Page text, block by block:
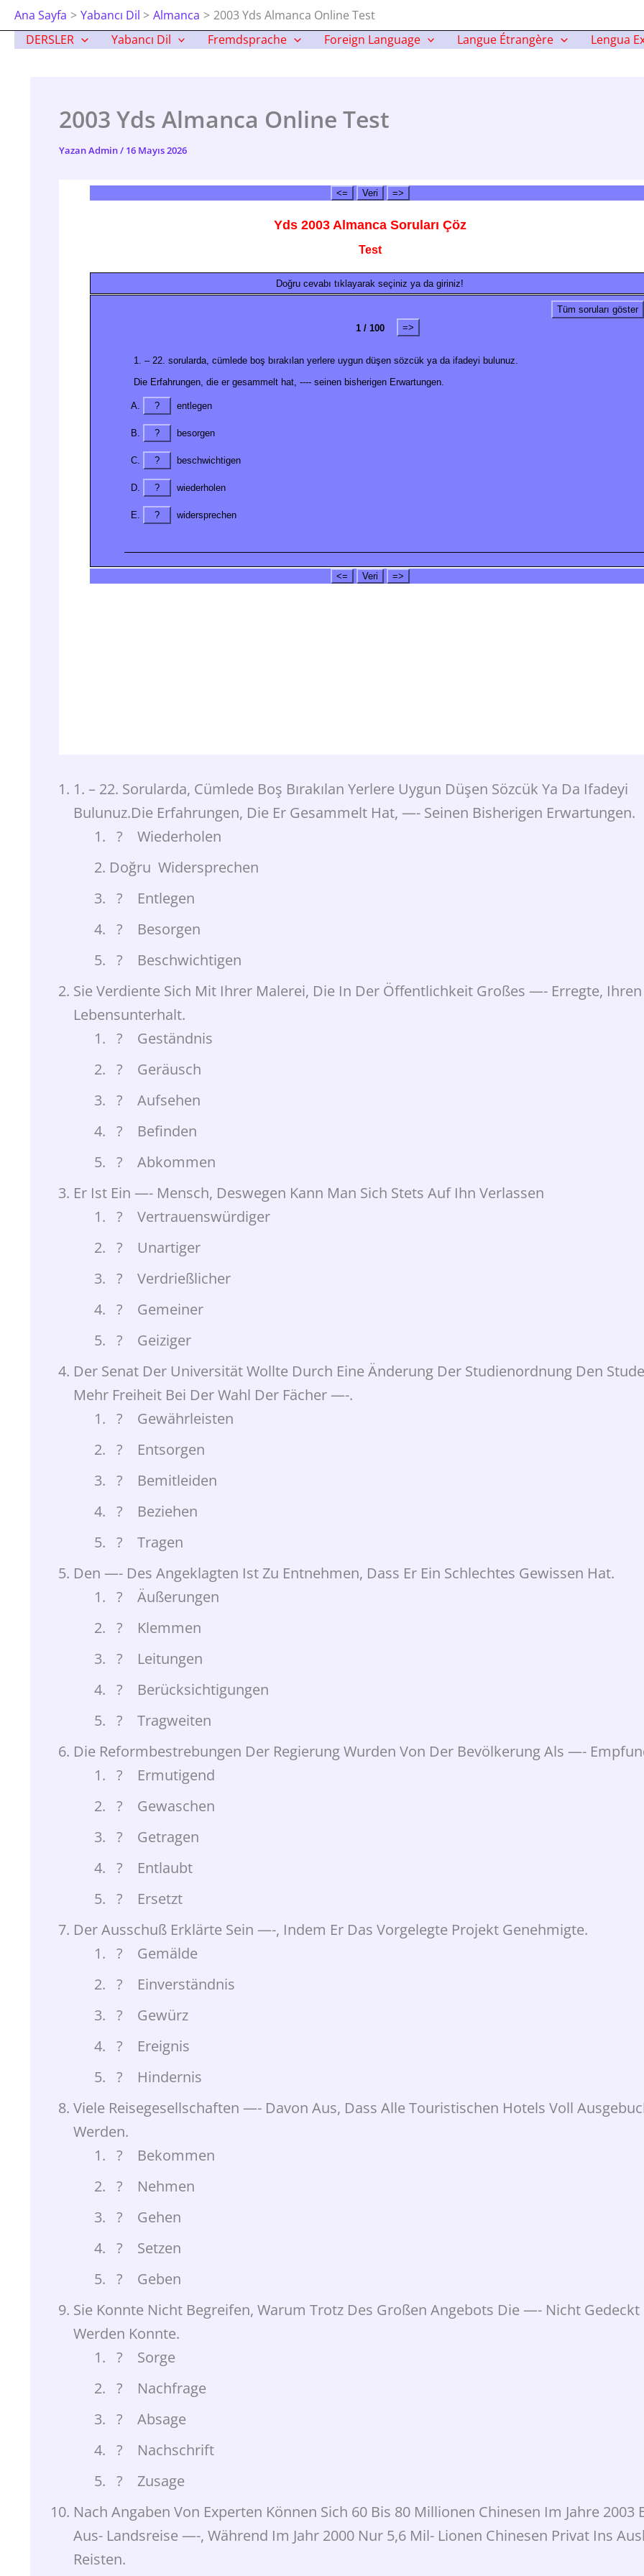
İçeriğe
Atla
DERSLER Yabancı Dil Fremdsprache Foreign Language Langue Étrangère Lengua
Ana Sayfa Yabancı Dil Almanca 2003 Yds Almanca Online Test
2003 Yds Almanca Online Test
YazanAdmin/ 16 Mayıs 2026
1. – 22. Sorularda, Cümlede Boş Bırakılan Yerlere Uygun Düşen Sözcük Ya Da Ifadeyi
Bulunuz.Die Erfahrungen, Die Er Gesammelt Hat, —- Seinen Bisherigen Erwartungen.
? Wiederholen
Doğru Widersprechen
? Entlegen
? Besorgen
? Beschwichtigen
Sie Verdiente Sich Mit Ihrer Malerei, Die In Der Öffentlichkeit Großes —- Erregte, Ihren
Lebensunterhalt.
? Geständnis
? Geräusch
? Aufsehen
? Befinden
? Abkommen
Er Ist Ein —- Mensch, Deswegen Kann Man Sich Stets Auf Ihn Verlassen
? Vertrauenswürdiger
? Unartiger
? Verdrießlicher
? Gemeiner
? Geiziger
Der Senat Der Universität Wollte Durch Eine Änderung Der Studienordnung Den
Mehr Freiheit Bei Der Wahl Der Fächer —-.
? Gewährleisten
? Entsorgen
? Bemitleiden
? Beziehen
? Tragen
Den —- Des Angeklagten Ist Zu Entnehmen, Dass Er Ein Schlechtes Gewissen Hat.
? Äußerungen
? Klemmen
? Leitungen
? Berücksichtigungen
? Tragweiten
Die Reformbestrebungen Der Regierung Wurden Von Der Bevölkerung Als —-
? Ermutigend
? Gewaschen
? Getragen
? Entlaubt
? Ersetzt
Der Ausschuß Erklärte Sein —-, Indem Er Das Vorgelegte Projekt Genehmigte.
? Gemälde
? Einverständnis
? Gewürz
? Ereignis
? Hindernis
Viele Reisegesellschaften —- Davon Aus, Dass Alle Touristischen Hotels Voll
Werden.
? Bekommen
? Nehmen
? Gehen
? Setzen
? Geben
Sie Konnte Nicht Begreifen, Warum Trotz Des Großen Angebots Die —- Nicht Gedeckt
Werden Konnte.
? Sorge
? Nachfrage
? Absage
? Nachschrift
? Zusage
Nach Angaben Von Experten Können Sich 60 Bis 80 Millionen Chinesen Im Jahre 2003
Aus- Landsreise —-, Während Im Jahr 2000 Nur 5,6 Mil- Lionen Chinesen Privat Ins
Reisten.